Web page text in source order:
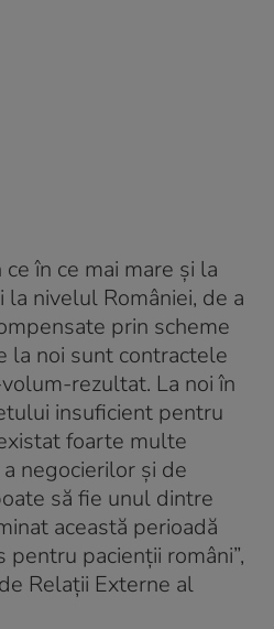
în ce mai mare și la
nivelul României, de a
prin scheme
la noi sunt contractele
rezultat. La noi în
insuficient pentru
foarte multe
negocierilor și de
să fie unul dintre
această perioadă
pacienții români”,
Relații Externe al